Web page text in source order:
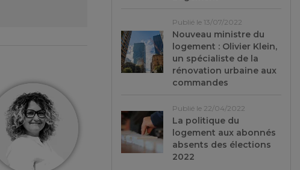
Publié le 13/07/2022
Nouveau ministre du
logement : Olivier Klein,
un spécialiste de la
rénovation urbaine aux
commandes
Publié le 22/04/2022
La politique du
logement aux abonnés
absents des élections
2022